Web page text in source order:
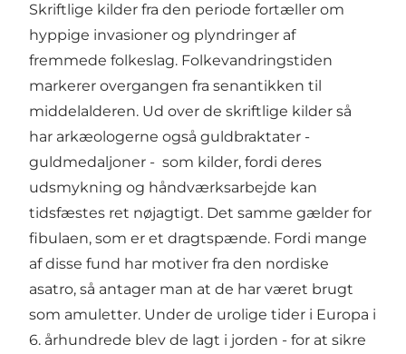
Skriftlige kilder fra den periode fortæller om
hyppige invasioner og plyndringer af
fremmede folkeslag. Folkevandringstiden
markerer overgangen fra senantikken til
middelalderen. Ud over de skriftlige kilder så
har arkæologerne også guldbraktater -
guldmedaljoner - som kilder, fordi deres
udsmykning og håndværksarbejde kan
tidsfæstes ret nøjagtigt. Det samme gælder for
fibulaen, som er et dragtspænde. Fordi mange
af disse fund har motiver fra den nordiske
asatro, så antager man at de har været brugt
som amuletter. Under de urolige tider i Europa i
6. århundrede blev de lagt i jorden - for at sikre